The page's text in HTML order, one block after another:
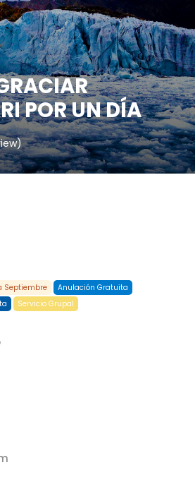
POR UN DÍA
Septiembre
Anulación Gratuita
Servicio Grupal